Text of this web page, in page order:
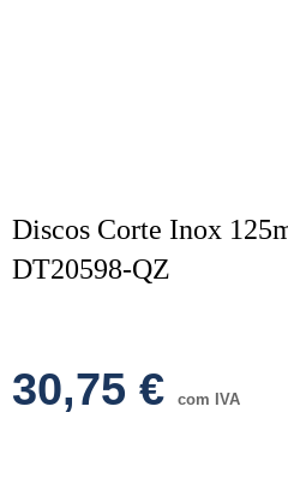
Discos Corte Inox
DT20598-QZ
30,75 € com IVA